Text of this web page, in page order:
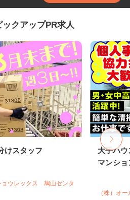
クアップPR求人
けスタッフ
ョウレックス 鳩山センタ
大手ハ
マンシ
（株）オ